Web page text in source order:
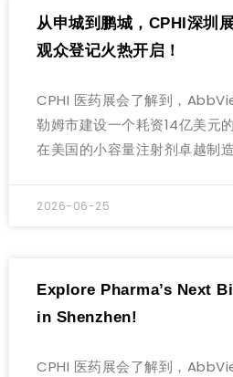
从申城到鹏城，CPHI深圳
观众登记火热开启！
CPHI 医药展会了解到，
勒姆市建设一个耗资14亿美元
在美国的小容量注射剂卓越制造
2026-06-25
Explore Pharma’s Next
in Shenzhen!
CPHI 医药展会了解到，